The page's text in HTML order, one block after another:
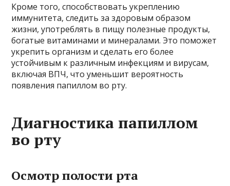
Кроме того, способствовать укреплению
иммунитета, следить за здоровым образом
жизни, употреблять в пищу полезные продукты,
богатые витаминами и минералами. Это поможет
укрепить организм и сделать его более
устойчивым к различным инфекциям и вирусам,
включая ВПЧ, что уменьшит вероятность
появления папиллом во рту.
Диагностика папиллом
во рту
Осмотр полости рта